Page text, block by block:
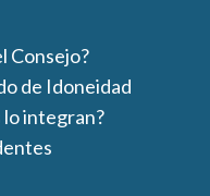
Consejo?
de Idoneidad
lo integran?